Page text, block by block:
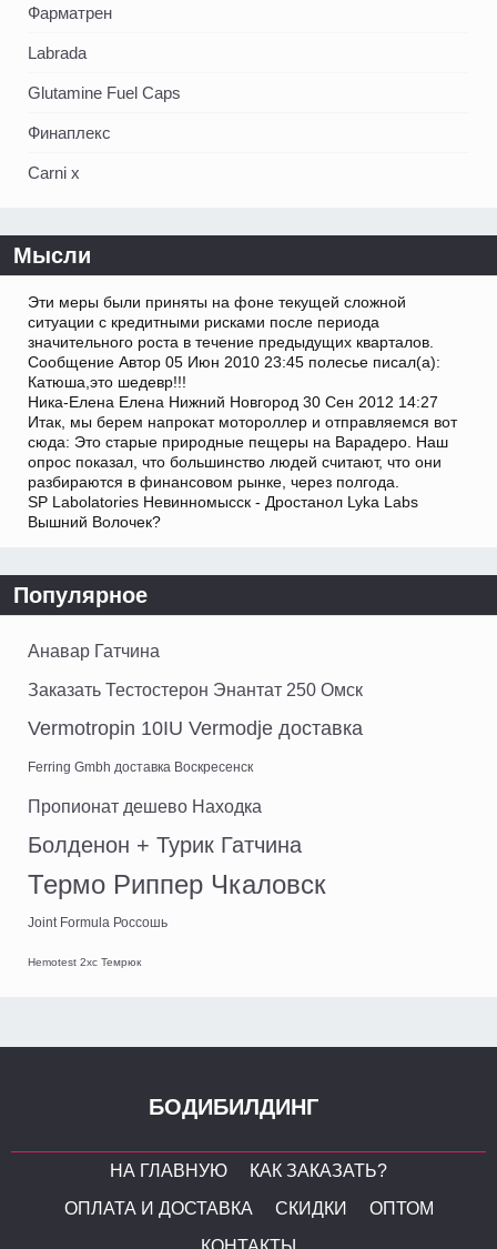
Фарматрен
Labrada
Glutamine Fuel Caps
Финаплекс
Carni x
Мысли
Эти меры были приняты на фоне текущей сложной
ситуации с кредитными рисками после периода
значительного роста в течение предыдущих кварталов.
Сообщение Автор 05 Июн 2010 23:45 полесье писал(а):
Катюша,это шедевр!!!
Ника-Елена Елена Нижний Новгород 30 Сен 2012 14:27
Итак, мы берем напрокат мотороллер и отправляемся вот
сюда: Это старые природные пещеры на Варадеро. Наш
опрос показал, что большинство людей считают, что они
разбираются в финансовом рынке, через полгода.
SP Labolatories Невинномысск - Дростанол Lyka Labs
Вышний Волочек?
Популярное
Анавар Гатчина
Заказать Тестостерон Энантат 250 Омск
Vermotropin 10IU Vermodje доставка
Ferring Gmbh доставка Воскресенск
Пропионат дешево Находка
Болденон + Турик Гатчина
Термо Риппер Чкаловск
Joint Formula Россошь
Hemotest 2xc Темрюк
БОДИБИЛДИНГ
НА ГЛАВНУЮ
КАК ЗАКАЗАТЬ?
ОПЛАТА И ДОСТАВКА
СКИДКИ
ОПТОМ